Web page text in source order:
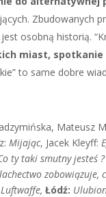
Zbudowanych
osobną historią.
miast,
to same dobre
Mateusz
Mijając, Jacek Kleyff:
ty taki smutny jesteś ?
zobowiązuje,
Łódź: